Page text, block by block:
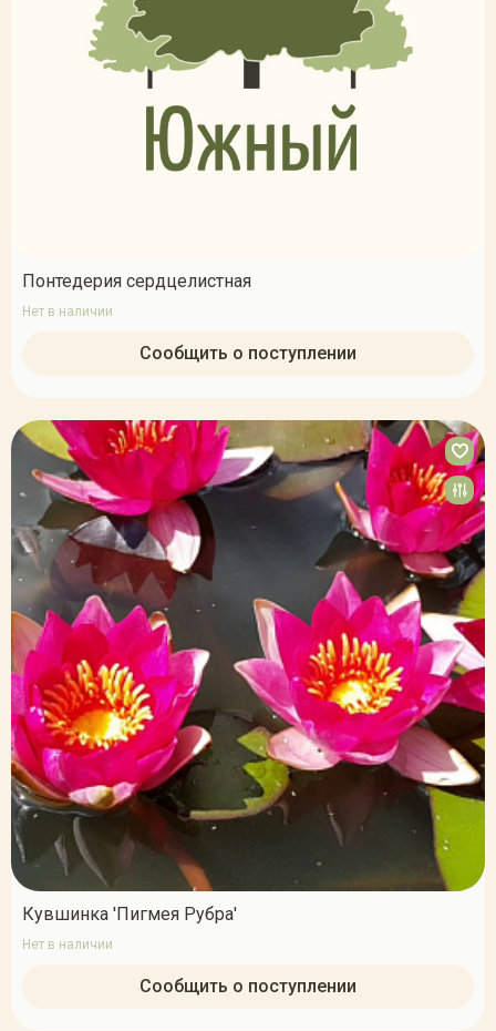
Понтедерия сердцелистная
Нет в наличии
Сообщить о поступлении
Кувшинка 'Пигмея Рубра'
Нет в наличии
Сообщить о поступлении